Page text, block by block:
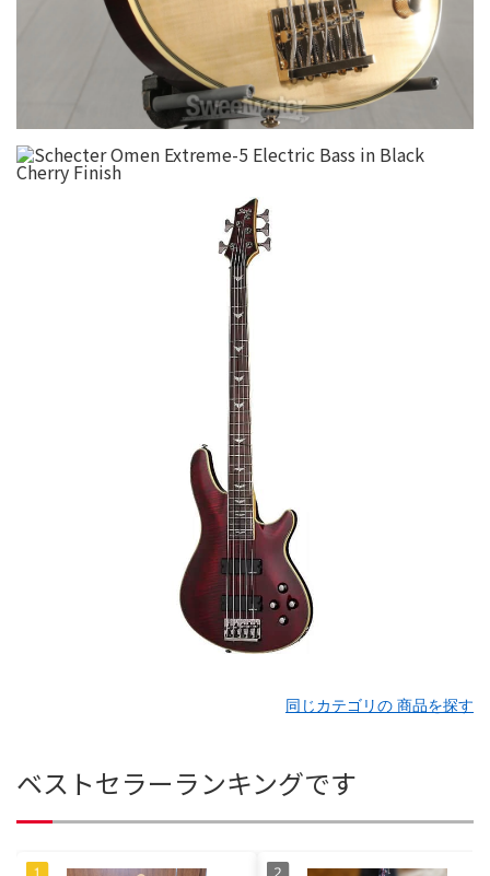
同じカテゴリの 商品を探す
ベストセラーランキングです